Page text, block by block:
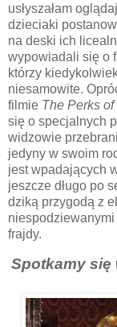
usłyszałam
dzieciaki
na deski ich
wypowiadali się o
którzy
niesamowite.
filmie The Perks
się o specjalnych
widzowie
jedyny w swoim
jest wpadających
jeszcze długo po
dziką przygodą z
niespodziewanymi
frajdy.
Spotkamy się